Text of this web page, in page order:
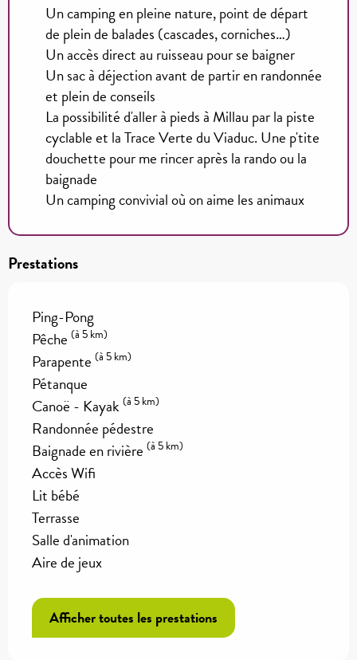
Un camping en pleine nature, point de départ
de plein de balades (cascades, corniches…)
Un accès direct au ruisseau pour se baigner
Un sac à déjection avant de partir en randonnée
et plein de conseils
La possibilité d'aller à pieds à Millau par la piste
cyclable et la Trace Verte du Viaduc. Une p'tite
douchette pour me rincer après la rando ou la
baignade
Un camping convivial où on aime les animaux
Prestations
Ping-Pong
Pêche (à 5 km)
Parapente (à 5 km)
Pétanque
Canoë - Kayak (à 5 km)
Randonnée pédestre
Baignade en rivière (à 5 km)
Accès Wifi
Lit bébé
Terrasse
Salle d'animation
Aire de jeux
Afficher toutes les prestations